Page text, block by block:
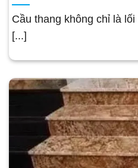
Cầu thang không chỉ là
[...]